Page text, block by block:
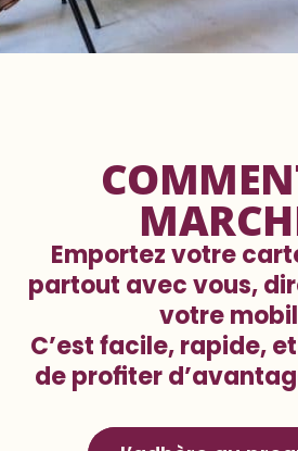
Emportez votre
partout avec vous,
votre
C’est facile, rapide,
de profiter